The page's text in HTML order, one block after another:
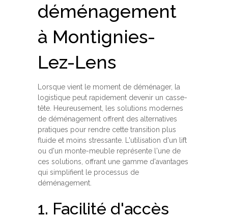
déménagement
à Montignies-
Lez-Lens
Lorsque vient le moment de déménager, la
logistique peut rapidement devenir un casse-
tête. Heureusement, les solutions modernes
de déménagement offrent des alternatives
pratiques pour rendre cette transition plus
fluide et moins stressante. L'utilisation d'un lift
ou d'un monte-meuble représente l'une de
ces solutions, offrant une gamme d'avantages
qui simplifient le processus de
déménagement.
1. Facilité d'accès